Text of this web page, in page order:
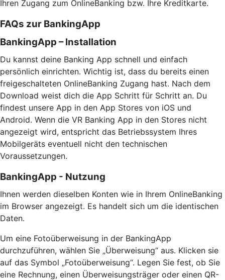
Ihren Zugang zum OnlineBanking bzw. Ihre Kreditkarte.
FAQs zur BankingApp
BankingApp – Installation
Du kannst deine Banking App schnell und einfach
persönlich einrichten. Wichtig ist, dass du bereits einen
freigeschalteten OnlineBanking Zugang hast. Nach dem
Download weist dich die App Schritt für Schritt an. Du
findest unsere App in den App Stores von iOS und
Android. Wenn die VR Banking App in den Stores nicht
angezeigt wird, entspricht das Betriebssystem Ihres
Mobilgeräts eventuell nicht den technischen
Voraussetzungen.
BankingApp - Nutzung
Ihnen werden dieselben Konten wie in Ihrem OnlineBanking
im Browser angezeigt. Es handelt sich um die identischen
Daten.
Um eine Fotoüberweisung in der BankingApp
durchzuführen, wählen Sie „Überweisung“ aus. Klicken sie
auf das Symbol „Fotoüberweisung“. Legen Sie fest, ob Sie
eine Rechnung, einen Überweisungsträger oder einen QR-